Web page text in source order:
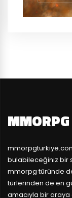
MMORPG
bulabileceğiniz bir
mmorpg türünde
türlerinden de en
amacıyla bir